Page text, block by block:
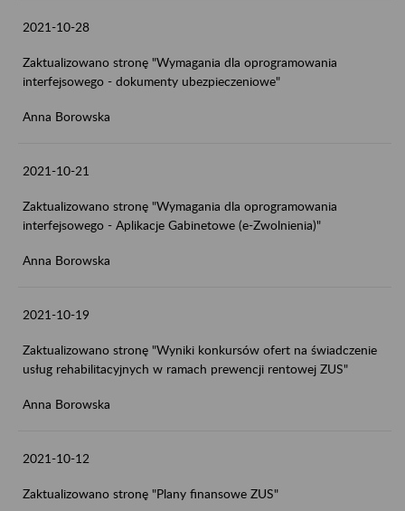
2021-10-28
Zaktualizowano stronę "Wymagania dla oprogramowania
interfejsowego - dokumenty ubezpieczeniowe"
Anna Borowska
2021-10-21
Zaktualizowano stronę "Wymagania dla oprogramowania
interfejsowego - Aplikacje Gabinetowe (e-Zwolnienia)"
Anna Borowska
2021-10-19
Zaktualizowano stronę "Wyniki konkursów ofert na świadczenie
usług rehabilitacyjnych w ramach prewencji rentowej ZUS"
Anna Borowska
2021-10-12
Zaktualizowano stronę "Plany finansowe ZUS"